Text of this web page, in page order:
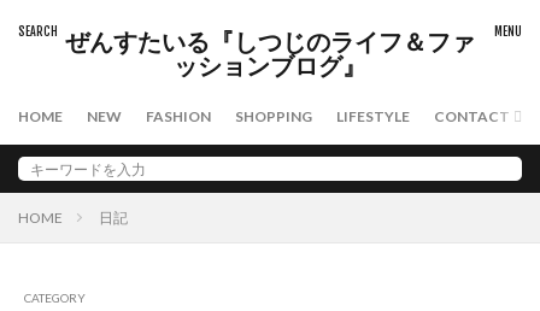
ぜんすたいる『しつじのライフ＆ファ
ッションブログ』
HOME NEW FASHION SHOPPING LIFESTYLE CONTACT
HOME 日記
CATEGORY
スキンケア ファッション
メンズコスメ
検索